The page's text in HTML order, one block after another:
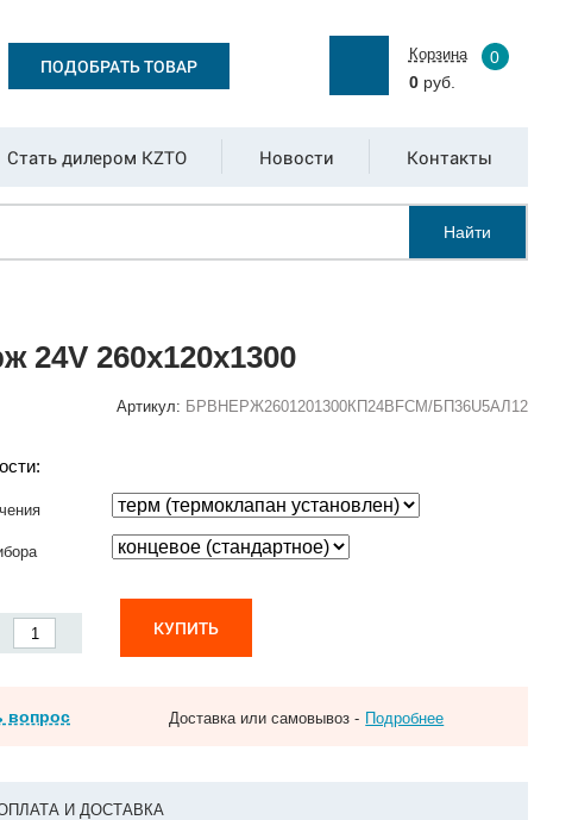
ПОДОБРАТЬ ТОВАР
Корзина
0
0руб.
Стать дилером KZTO Новости Контакты
Найти
24V 260x120x1300
Артикул: БРВНЕРЖ2601201300КП24ВFCM/БП36U5АЛ12
КУПИТЬ
вопрос Доставка или самовывоз - Подробнее
И ДОСТАВКА